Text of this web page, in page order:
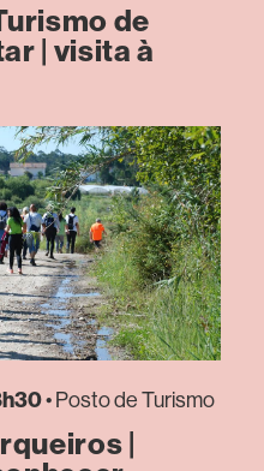
de
| visita à
• Posto de Turismo
|